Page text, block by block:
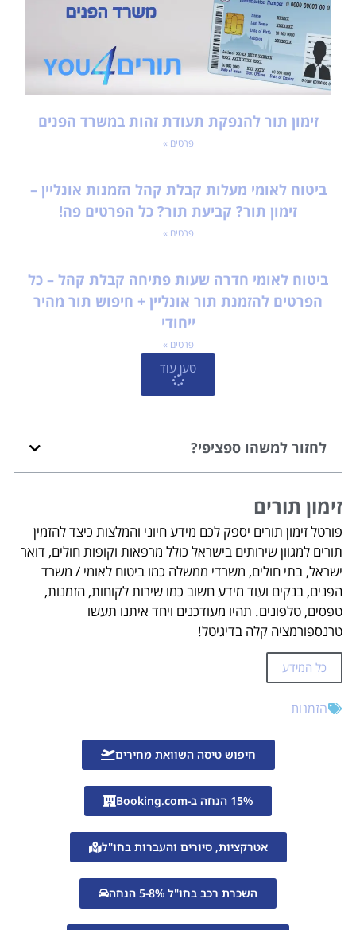
זימון תור להנפקת תעודת זהות במשרד הפנים
פרטים »
ביטוח לאומי מעלות קבלת קהל הזמנות אונליין –
זימון תור? קביעת תור? כל הפרטים פה!
פרטים »
ביטוח לאומי חדרה שעות פתיחה קבלת קהל – כל
הפרטים להזמנת תור אונליין + חיפוש תור מהיר
ייחודי
פרטים »
טען עוד
לחזור למשהו ספציפי?
זימון תורים
פורטל זימון תורים יספק לכם מידע חיוני והמלצות כיצד להזמין
תורים למגוון שירותים בישראל כולל מרפאות וקופות חולים, דואר
ישראל, בתי חולים, משרדי ממשלה כמו ביטוח לאומי / משרד
הפנים, בנקים ועוד מידע חשוב כמו שירות לקוחות, הזמנות,
טפסים, טלפונים. תהיו מעודכנים ויחד איתנו תעשו
טרנספורמציה קלה בדיגיטל!
כל המידע
הזמנות
חיפוש טיסה השוואת מחירים
15% הנחה ב-Booking.com
אטרקציות, סיורים והעברות בחו"ל
השכרת רכב בחו"ל 5-8% הנחה